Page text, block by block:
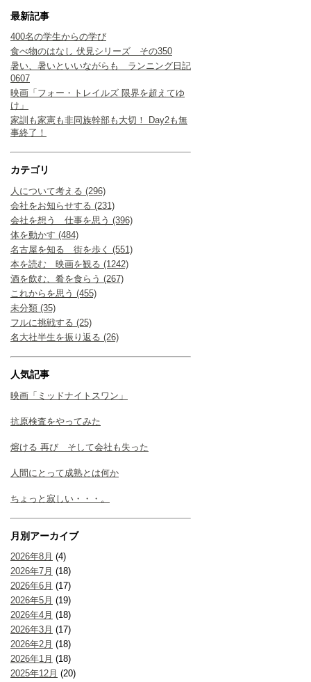
最新記事
400名の学生からの学び
食べ物のはなし 伏見シリーズ その350
暑い、暑いといいながらも ランニング日記
0607
映画「フォー・トレイルズ 限界を超えてゆ
け」
家訓も家憲も非同族幹部も大切！ Day2も無
事終了！
カテゴリ
人について考える (296)
会社をお知らせする (231)
会社を想う 仕事を思う (396)
体を動かす (484)
名古屋を知る 街を歩く (551)
本を読む 映画を観る (1242)
酒を飲む、肴を食らう (267)
これからを思う (455)
未分類 (35)
フルに挑戦する (25)
名大社半生を振り返る (26)
人気記事
映画「ミッドナイトスワン」
抗原検査をやってみた
熔ける 再び そして会社も失った
人間にとって成熟とは何か
ちょっと寂しい・・・。
月別アーカイブ
2026年8月 (4)
2026年7月 (18)
2026年6月 (17)
2026年5月 (19)
2026年4月 (18)
2026年3月 (17)
2026年2月 (18)
2026年1月 (18)
2025年12月 (20)